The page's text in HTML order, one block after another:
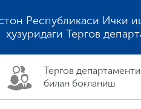
Республикаси Ички
ҳузуридаги Тергов
Тергов
билан боғланиш